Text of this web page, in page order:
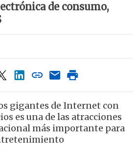
de consumo,
gigantes de Internet con
es una de las atracciones
más importante para